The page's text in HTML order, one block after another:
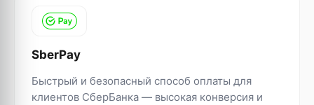
SberPay
Быстрый и безопасный способ оплаты для
клиентов СберБанка — высокая конверсия и